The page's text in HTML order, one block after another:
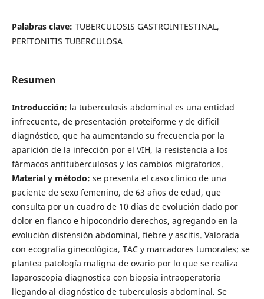
Palabras clave: TUBERCULOSIS GASTROINTESTINAL,
PERITONITIS TUBERCULOSA
Resumen
Introducción: la tuberculosis abdominal es una entidad
infrecuente, de presentación proteiforme y de difícil
diagnóstico, que ha aumentando su frecuencia por la
aparición de la infección por el VIH, la resistencia a los
fármacos antituberculosos y los cambios migratorios.
Material y método: se presenta el caso clínico de una
paciente de sexo femenino, de 63 años de edad, que
consulta por un cuadro de 10 días de evolución dado por
dolor en flanco e hipocondrio derechos, agregando en la
evolución distensión abdominal, fiebre y ascitis. Valorada
con ecografía ginecológica, TAC y marcadores tumorales; se
plantea patología maligna de ovario por lo que se realiza
laparoscopia diagnostica con biopsia intraoperatoria
llegando al diagnóstico de tuberculosis abdominal. Se